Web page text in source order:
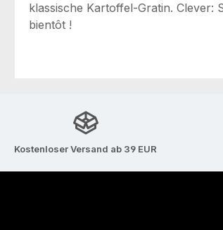
klassische Kartoffel-Gratin. Clever:
bientôt !
Kostenloser Versand ab 39 EUR